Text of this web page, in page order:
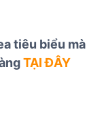
tiêu biểu mà
TẠI ĐÂY